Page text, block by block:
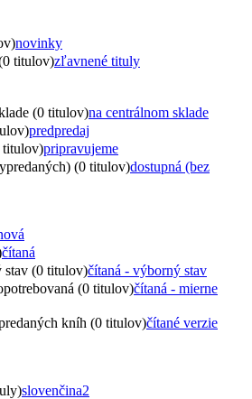
novinky
titulov)zľavnené tituly
(0 titulov)na centrálnom sklade
predpredaj
titulov)pripravujeme
(0 titulov)dostupná (bez
čítaná
stav (0 titulov)čítaná - výborný stav
(0 titulov)čítaná - mierne
kníh (0 titulov)čítané verzie
slovenčina2